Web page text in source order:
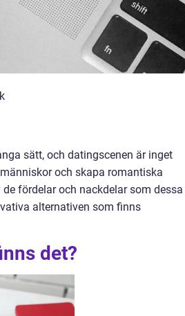
sätt, och datingscenen är inget
och skapa romantiska
fördelar och nackdelar som dessa
alternativen som finns
det?